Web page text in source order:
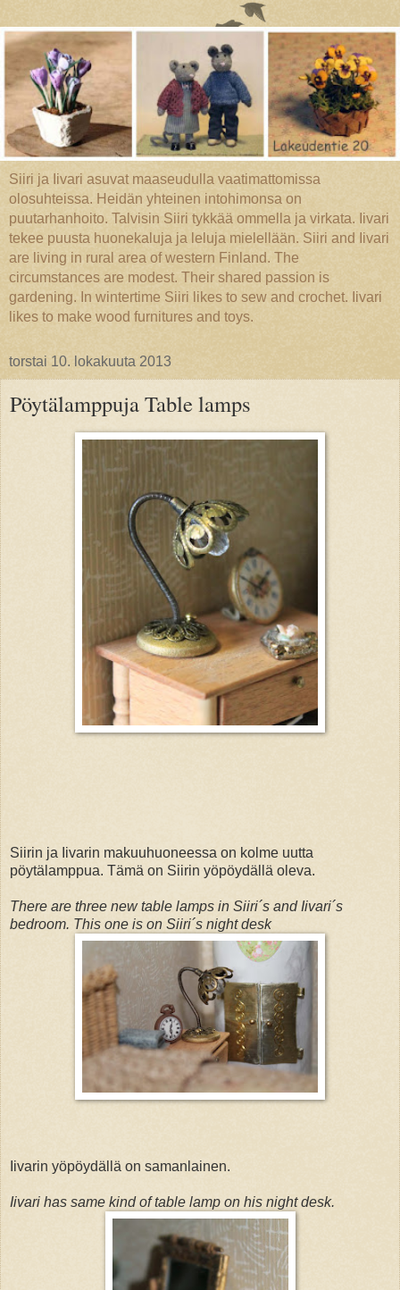
Siiri ja Iivari asuvat maaseudulla vaatimattomissa
olosuhteissa. Heidän yhteinen intohimonsa on
puutarhanhoito. Talvisin Siiri tykkää ommella ja virkata. Iivari
tekee puusta huonekaluja ja leluja mielellään. Siiri and Iivari
are living in rural area of western Finland. The
circumstances are modest. Their shared passion is
gardening. In wintertime Siiri likes to sew and crochet. Iivari
likes to make wood furnitures and toys.
torstai 10. lokakuuta 2013
Pöytälamppuja Table lamps
Siirin ja Iivarin makuuhuoneessa on kolme uutta
pöytälamppua. Tämä on Siirin yöpöydällä oleva.
There are three new table lamps in Siiri´s and Iivari´s
bedroom. This one is on Siiri´s night desk
Iivarin yöpöydällä on samanlainen.
Iivari has same kind of table lamp on his night desk.